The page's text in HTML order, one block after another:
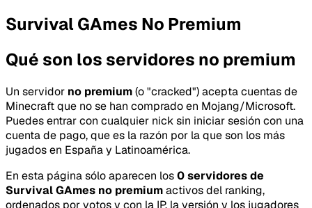
Survival GAmes No Premium
Qué son los servidores no premium
Un servidor no premium(o "cracked") acepta cuentas de
Minecraft que no se han comprado en Mojang/Microsoft.
Puedes entrar con cualquier nick sin iniciar sesión con una
cuenta de pago, que es la razón por la que son los más
jugados en España y Latinoamérica.
En esta página sólo aparecen los0 servidores de
Survival GAmes no premiumactivos del ranking,
ordenados por votos y con la IP, la versión y los jugadores